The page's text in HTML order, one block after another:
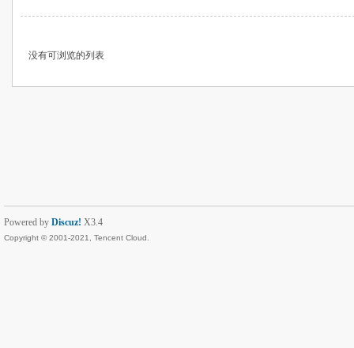
没有可浏览的列表
Powered by Discuz! X3.4
Copyright © 2001-2021, Tencent Cloud.